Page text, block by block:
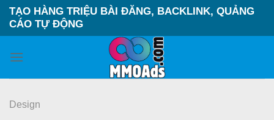
Skip
content
TẠO HÀNG TRIỆU BÀI ĐĂNG, BACKLINK, QUẢNG
CÁO TỰ ĐỘNG
Design